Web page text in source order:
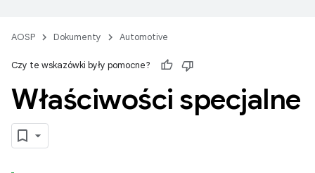
AOSP Dokumenty Automotive
Czy te wskazówki były pomocne?
Właściwości specjalne